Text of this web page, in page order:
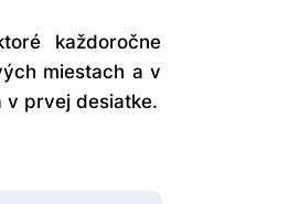
každoročne
miestach a v
v prvej desiatke.